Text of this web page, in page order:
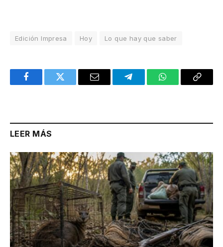
Edición Impresa Hoy Lo que hay que saber
FacebookTwitter Email TelegramWhatsAppCopy
LEER MÁS